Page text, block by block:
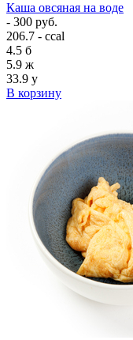
Каша овсяная на воде
- 300 руб.
206.7 - ccal
4.5 б
5.9 ж
33.9 у
В корзину